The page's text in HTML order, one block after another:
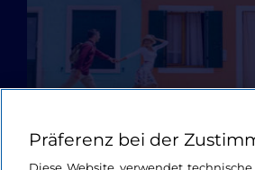
Präferenz bei der